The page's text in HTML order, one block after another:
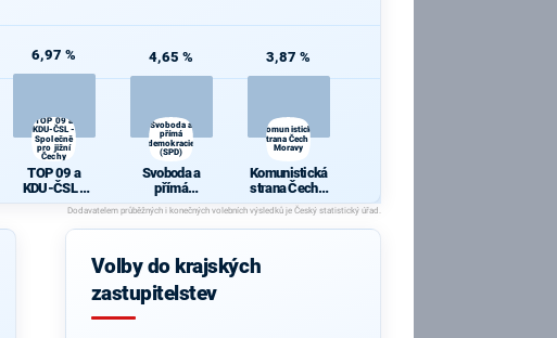
6,97 %
TOP 09 a
KDU-ČSL -
Společně
pro jižní
Čechy
TOP 09 a
KDU-ČSL -
Společně pro
jižní Čechy
4,65 %
Svoboda a
přímá
demokracie
(SPD)
Svoboda a
přímá
demokracie
(SPD)
3,87 %
Komunistická
strana Čech a
Moravy
Komunistická
strana Čech a
Moravy
Volby do krajských
zastupitelstev